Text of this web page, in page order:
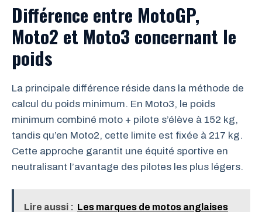
Différence entre MotoGP,
Moto2 et Moto3 concernant le
poids
La principale différence réside dans la méthode de
calcul du poids minimum. En Moto3, le poids
minimum combiné moto + pilote s’élève à 152 kg,
tandis qu’en Moto2, cette limite est fixée à 217 kg.
Cette approche garantit une équité sportive en
neutralisant l’avantage des pilotes les plus légers.
Lire aussi : Les marques de motos anglaises